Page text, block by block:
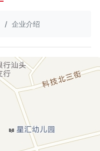
企业介绍